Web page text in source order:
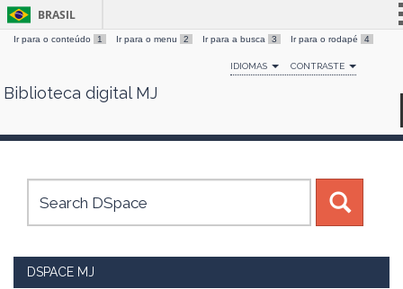
Skip
BRASIL
Simplifique!
Comunica BR
Canais
Ir para o conteúdo 1 Ir para o menu 2 Ir para a busca 3 Ir para o rodapé 4
IDIOMAS CONTRASTE
Biblioteca digital MJ
DSPACE MJ